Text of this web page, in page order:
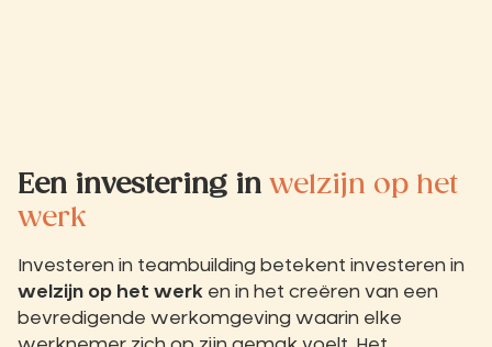
Een investering in welzijn op het
werk
Investeren in teambuilding betekent investeren in
welzijn op het werk en in het creëren van een
bevredigende werkomgeving waarin elke